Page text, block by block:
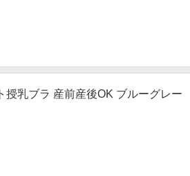
授乳ブラ 産前産後OK ブルーグレー